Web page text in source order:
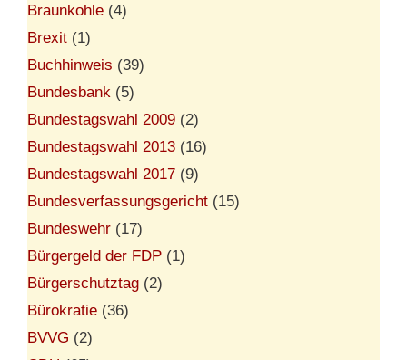
Braunkohle (4)
Brexit (1)
Buchhinweis (39)
Bundesbank (5)
Bundestagswahl 2009 (2)
Bundestagswahl 2013 (16)
Bundestagswahl 2017 (9)
Bundesverfassungsgericht (15)
Bundeswehr (17)
Bürgergeld der FDP (1)
Bürgerschutztag (2)
Bürokratie (36)
BVVG (2)